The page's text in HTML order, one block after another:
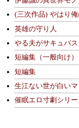
(三次作品) やはり
英雄の守り人
やる夫がサキュバ
短編集（一般向け）
短編集
生江ない世が白い
催眠エロ寸劇シリ